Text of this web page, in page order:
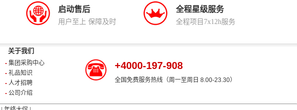
启动售后
用户至上 保障及时
全程星级服务
全程项目7x12h服务
关于我们
集团采购中心
礼品知识
人才招聘
公司介绍
+4000-197-908
全国免费服务热线（周一至周日 8.00-23.30）